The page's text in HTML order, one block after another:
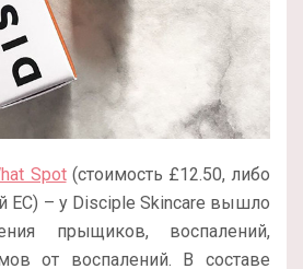
Spot(стоимость £12.50, либо
ЕС) – у Disciple Skincare вышло
прыщиков, воспалений,
от воспалений. В составе